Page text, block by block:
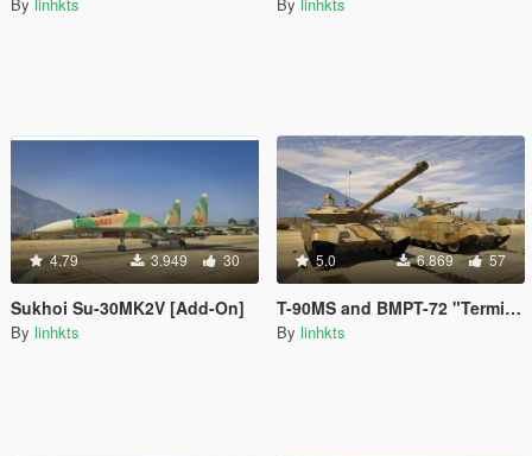
4.79 3.949 30
Sukhoi Su-30MK2V [Add-On]
By linhkts
5.0 6.869 57
T-90MS and BMPT-72 "Terminator 2" [Add-On]
By linhkts